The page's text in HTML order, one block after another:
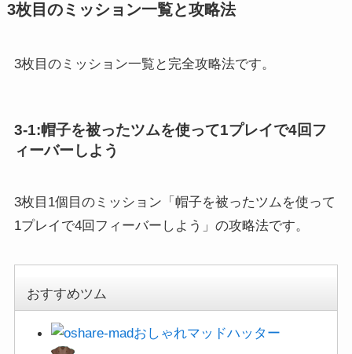
3枚目のミッション一覧と攻略法
3枚目のミッション一覧と完全攻略法です。
3-1:帽子を被ったツムを使って1プレイで4回フ
ィーバーしよう
3枚目1個目のミッション「帽子を被ったツムを使って
1プレイで4回フィーバーしよう」の攻略法です。
おすすめツム
おしゃれマッドハッター